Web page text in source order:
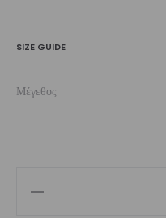
SIZE GUIDE
Μέγεθος